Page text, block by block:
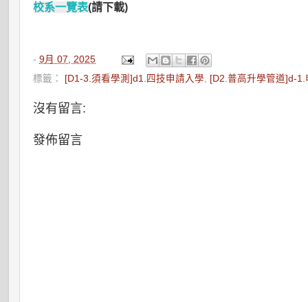
校系一覽表(請下載)
-9月 07, 2025
標籤： [D1-3.須看學測]d1.四技申請入學, [D2.普高升學管道]d-1.
沒有留言:
發佈留言